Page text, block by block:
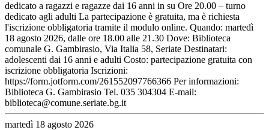
dedicato a ragazzi e ragazze dai 16 anni in su Ore 20.00 – turno
dedicato agli adulti La partecipazione è gratuita, ma è richiesta
l'iscrizione obbligatoria tramite il modulo online. Quando: martedì
18 agosto 2026, dalle ore 18.00 alle 21.30 Dove: Biblioteca
comunale G. Gambirasio, Via Italia 58, Seriate Destinatari:
adolescenti dai 16 anni e adulti Costo: partecipazione gratuita con
iscrizione obbligatoria Iscrizioni:
https://form.jotform.com/261552097766366 Per informazioni:
Biblioteca G. Gambirasio Tel. 035 304304 E-mail:
biblioteca@comune.seriate.bg.it
martedì 18 agosto 2026